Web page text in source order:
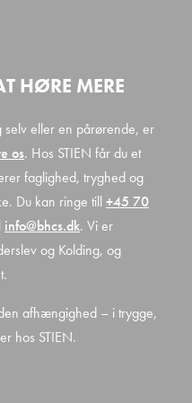
HØRE MERE
selv eller en pårørende, er
os. Hos STIEN får du et
faglighed, tryghed og
Du kan ringe till +45 70
info@bhcs.dk. Vi er
og Kolding, og
afhængighed – i trygge,
hos STIEN.